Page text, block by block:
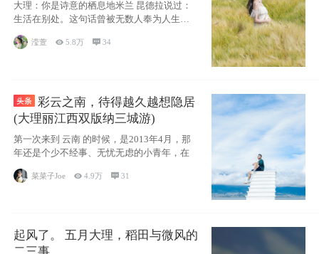
大理：你是诗意的栖息地米兰 昆德拉说过：
生活在别处。这句话曾被无数人奉为人生信
条，并
滢萱 5.8万 34
彩云之南，待得越久越想隐居
(大理丽江西双版纳三城游)
第一次来到 云南 的时候，是2013年4月，那
年还是个少不经事、无忧无虑的小青年，在
菜菜子Joe 4.9万  31
起风了。 五月大理，稻田与微风的